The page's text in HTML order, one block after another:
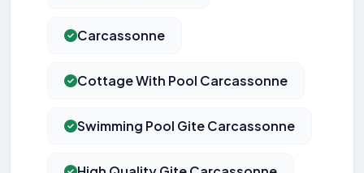
Carcassonne
Cottage With Pool Carcassonne
Swimming Pool Gite Carcassonne